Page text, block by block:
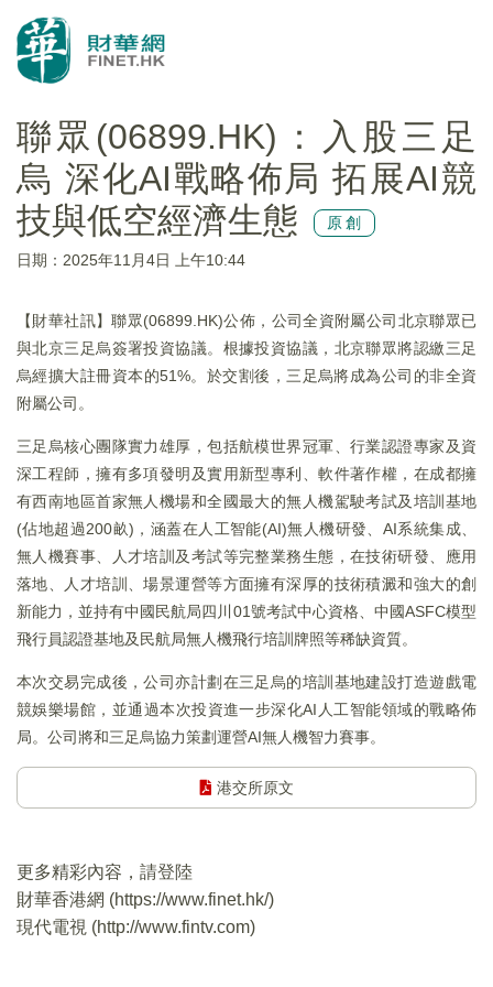
聯眾(06899.HK)：入股三足
烏 深化AI戰略佈局 拓展AI競
技與低空經濟生態
原創
日期：2025年11月4日 上午10:44
【財華社訊】聯眾(06899.HK)公佈，公司全資附屬公司北京聯眾已
與北京三足烏簽署投資協議。根據投資協議，北京聯眾將認繳三足
烏經擴大註冊資本的51%。於交割後，三足烏將成為公司的非全資
附屬公司。
三足烏核心團隊實力雄厚，包括航模世界冠軍、行業認證專家及資
深工程師，擁有多項發明及實用新型專利、軟件著作權，在成都擁
有西南地區首家無人機場和全國最大的無人機駕駛考試及培訓基地
(佔地超過200畝)，涵蓋在人工智能(AI)無人機研發、AI系統集成、
無人機賽事、人才培訓及考試等完整業務生態，在技術研發、應用
落地、人才培訓、場景運營等方面擁有深厚的技術積澱和強大的創
新能力，並持有中國民航局四川01號考試中心資格、中國ASFC模型
飛行員認證基地及民航局無人機飛行培訓牌照等稀缺資質。
本次交易完成後，公司亦計劃在三足烏的培訓基地建設打造遊戲電
競娛樂場館，並通過本次投資進一步深化AI人工智能領域的戰略佈
局。公司將和三足烏協力策劃運營AI無人機智力賽事。
港交所原文
更多精彩內容，請登陸
財華香港網 (https://www.finet.hk/)
現代電視 (http://www.fintv.com)